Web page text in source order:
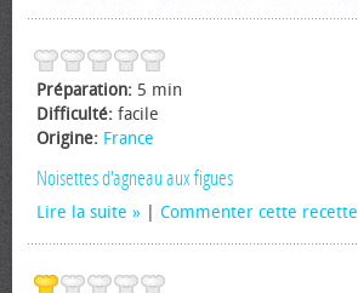
Préparation: 5 min
Difficulté: facile
Origine: France
Noisettes d'agneau aux figues
Lire la suite Commenter cette recette